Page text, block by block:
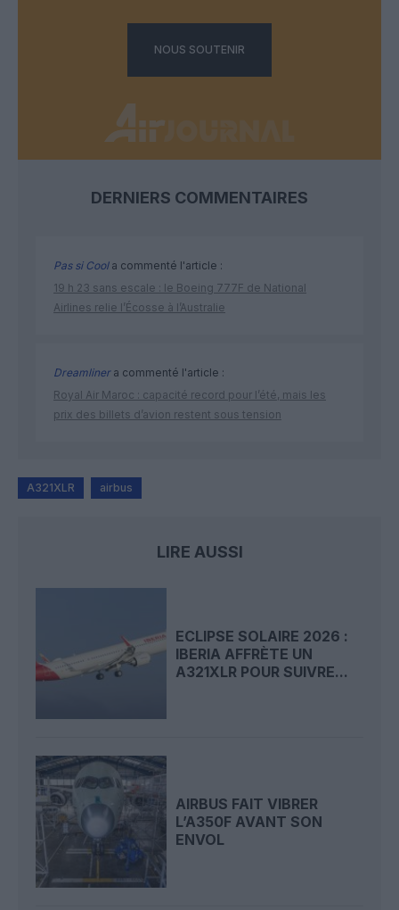
NOUS SOUTENIR
DERNIERS COMMENTAIRES
Pas si Coola commenté l'article :
19 h 23 sans escale : le Boeing 777F de National
Airlines relie l’Écosse à l’Australie
Dreamlinera commenté l'article :
Royal Air Maroc : capacité record pour l’été, mais les
prix des billets d’avion restent sous tension
A321XLR airbus
LIRE AUSSI
ECLIPSE SOLAIRE 2026 :
IBERIA AFFRÈTE UN
A321XLR POUR SUIVRE...
AIRBUS FAIT VIBRER
L’A350F AVANT SON
ENVOL